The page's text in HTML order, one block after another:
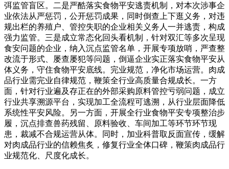
弭监管盲区。二是严酷落实食物平安逃责机制，对本次涉事企
业依法从严惩罚，公开惩罚成果，同时倒查上下逛义务，对违
规出栏的养殖户、管控失职的企业相关义务人一并逃责，构成
强力监管。三是成立常态化回头看机制，针对双汇等多次呈现
食安问题的企业，纳入沉点监管名单，开展专项放哨，严查整
改流于形式、屡查屡犯等问题，倒逼企业实正落实食物平安从
体义务，守住食物平安底线。完业规范，净化市场运营。肉成
品行业需完业自律规范，鞭策全行业高质量合规成长。一方
面，针对行业遍及存正在的外部采购原料管控亏弱问题，成立
行业共享溯源平台，实现加工全流程可逃溯，从行业层面降低
系统性平安风险。另一方面，开展全行业食物平安专项整治步
履，沉点排查兽药残留、原料验收、车间加工等环节环节现
患，裁减不合规运营从体。同时，加业科普取反面宣传，缓解
对肉成品行业的信赖焦炙，修复行业全体口碑，鞭策肉成品行
业规范化、尺度化成长。